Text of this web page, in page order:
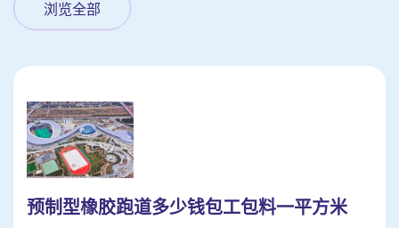
浏览全部
预制型橡胶跑道多少钱包工包料一平方米